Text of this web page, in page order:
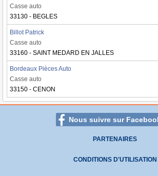
Casse auto
33130 - BEGLES
Billot Patrick
Casse auto
33160 - SAINT MEDARD EN JALLES
Bordeaux Pièces Auto
Casse auto
33150 - CENON
Nous suivre sur
PARTENAIRES
CONDITIONS D'UTILISATION